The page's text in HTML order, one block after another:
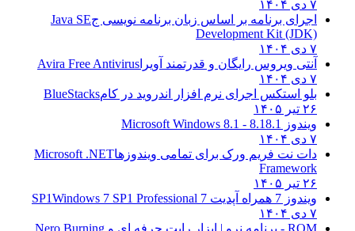
۷ دی ۱۴۰۴
اجرای برنامه بر اساس زبان برنامه نویسی جJava SE
Development Kit (JDK)
۷ دی ۱۴۰۴
آنتی ویروس رایگان و قدرتمند آویرا Avira Free Antivirus
۷ دی ۱۴۰۴
بلو استکس اجرای نرم افزار اندروید در کامBlueStacks
۲۶ تیر ۱۴۰۵
ویندوز 8.1
8.1 - Microsoft Windows 8.1
۷ دی ۱۴۰۴
دات نت فریم ورک برای تمامی ویندوزهاMicrosoft .NET
Framework
۲۶ تیر ۱۴۰۵
ویندوز 7 همراه آپدیت 7 SP1
Windows 7 SP1 Professional
۷ دی ۱۴۰۴